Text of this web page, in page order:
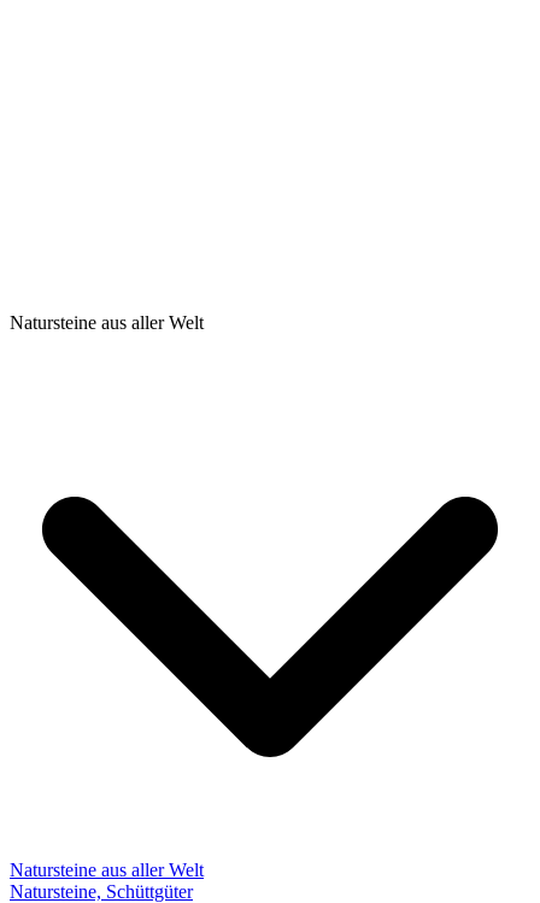
Natursteine aus aller Welt
Natursteine aus aller Welt
Natursteine, Schüttgüter